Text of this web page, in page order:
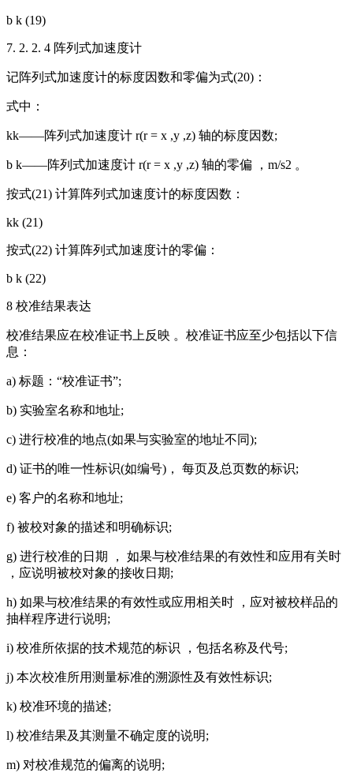
b k (19)
7. 2. 2. 4 阵列式加速度计
记阵列式加速度计的标度因数和零偏为式(20)：
式中：
kk——阵列式加速度计 r(r = x ,y ,z) 轴的标度因数;
b k——阵列式加速度计 r(r = x ,y ,z) 轴的零偏 ，m/s2 。
按式(21) 计算阵列式加速度计的标度因数：
kk (21)
按式(22) 计算阵列式加速度计的零偏：
b k (22)
8 校准结果表达
校准结果应在校准证书上反映 。校准证书应至少包括以下信
息：
a) 标题：“校准证书”;
b) 实验室名称和地址;
c) 进行校准的地点(如果与实验室的地址不同);
d) 证书的唯一性标识(如编号)， 每页及总页数的标识;
e) 客户的名称和地址;
f) 被校对象的描述和明确标识;
g) 进行校准的日期 ， 如果与校准结果的有效性和应用有关时
，应说明被校对象的接收日期;
h) 如果与校准结果的有效性或应用相关时 ，应对被校样品的
抽样程序进行说明;
i) 校准所依据的技术规范的标识 ，包括名称及代号;
j) 本次校准所用测量标准的溯源性及有效性标识;
k) 校准环境的描述;
l) 校准结果及其测量不确定度的说明;
m) 对校准规范的偏离的说明;